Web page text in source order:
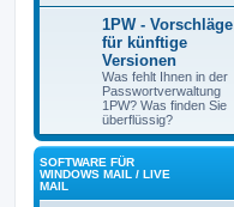
1PW - Vorschläge
für künftige
Versionen
Was fehlt Ihnen in der
Passwortverwaltung
1PW? Was finden Sie
überflüssig?
SOFTWARE FÜR
WINDOWS MAIL / LIVE
MAIL